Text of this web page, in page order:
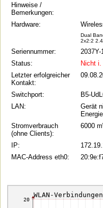
Computer-
und
Hinweise /
Bemerkungen:
Hardware:
Dual
2x2:2
Seriennummer:
Status:
Nicht i.
Letzter erfolgreicher
Kontakt:
Switchport:
B5-
LAN:
Gerät
Stromverbrauch
(ohne Clients):
6000
IP:
MAC-Address eth0: